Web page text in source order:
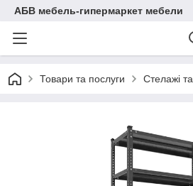
АБВ мебель-гипермаркет мебели
Товари та послуги Стелажі